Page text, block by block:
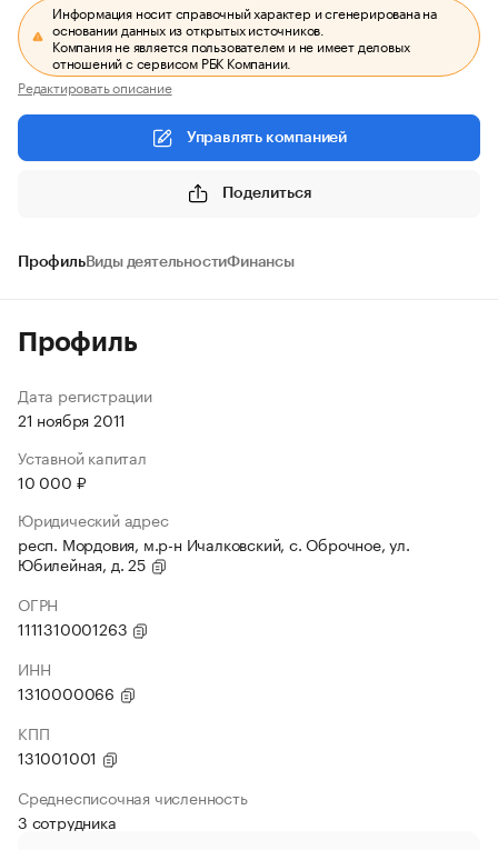
Информация носит справочный характер и сгенерирована на
основании данных из открытых источников.
Компания не является пользователем и не имеет деловых
отношений с сервисом РБК Компании.
Редактировать описание
Управлять компанией
Поделиться
ПрофильВиды деятельностиФинансы
Профиль
Дата регистрации
21 ноября 2011
Уставной капитал
10 000 ₽
Юридический адрес
респ. Мордовия, м.р-н Ичалковский, с. Оброчное, ул.
Юбилейная, д. 25
ОГРН
1111310001263
ИНН
1310000066
КПП
131001001
Среднесписочная численность
3 сотрудника